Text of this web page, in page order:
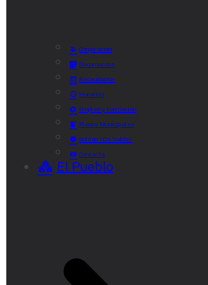
Corporación
Documentos
Recaudación
Horarios
Empleo y Formación
Plenos Municipales
Boletín «De Valde»
Contacta
El Pueblo